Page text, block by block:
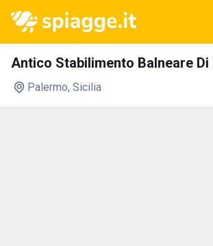
Antico Stabilimento Balneare Di
Palermo, Sicilia